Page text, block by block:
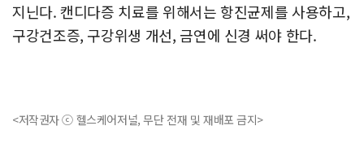
지닌다. 캔디다증 치료를 위해서는 항진균제를 사용하고,
구강건조증, 구강위생 개선, 금연에 신경 써야 한다.
<저작권자 ⓒ 헬스케어저널, 무단 전재 및 재배포 금지>